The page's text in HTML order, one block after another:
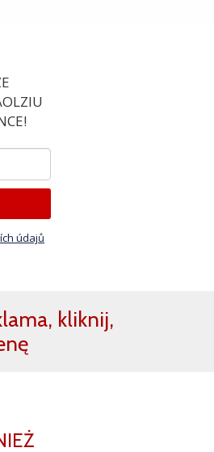
údajů
kliknij,